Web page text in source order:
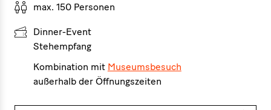
max. 150 Personen
Dinner-Event
Stehempfang
Kombination mit Museumsbesuch
außerhalb der Öffnungszeiten